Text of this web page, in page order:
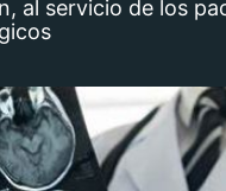
al servicio de los